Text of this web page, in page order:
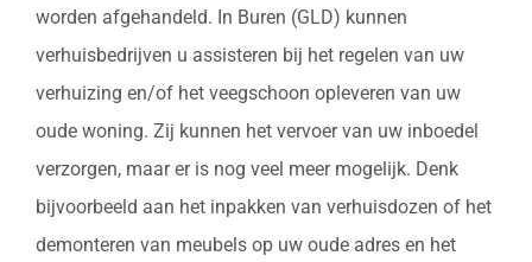
worden afgehandeld. In Buren (GLD) kunnen
verhuisbedrijven u assisteren bij het regelen van uw
verhuizing en/of het veegschoon opleveren van uw
oude woning. Zij kunnen het vervoer van uw inboedel
verzorgen, maar er is nog veel meer mogelijk. Denk
bijvoorbeeld aan het inpakken van verhuisdozen of het
demonteren van meubels op uw oude adres en het